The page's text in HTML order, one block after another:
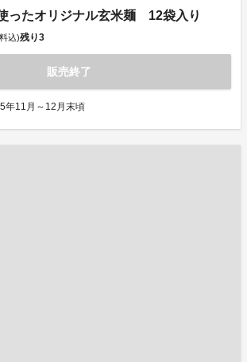
ったオリジナル玄米麺 12袋入り
込)残り3
販売終了
年11月～12月末頃